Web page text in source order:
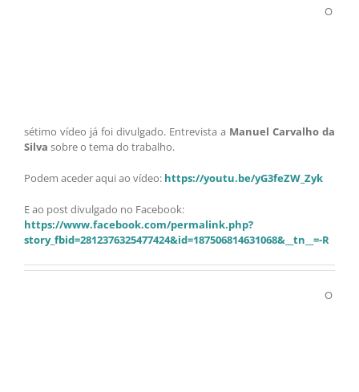
O
sétimo vídeo já foi divulgado. Entrevista a Manuel Carvalho da
Silva sobre o tema do trabalho.
Podem aceder aqui ao vídeo: https://youtu.be/yG3feZW_Zyk
E ao post divulgado no Facebook:
https://www.facebook.com/permalink.php?
story_fbid=2812376325477424&id=187506814631068&__tn__=-R
O